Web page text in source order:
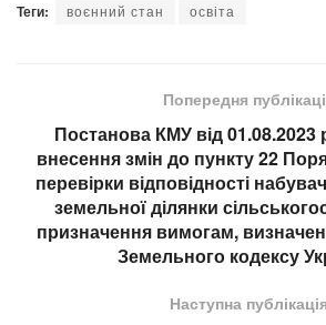
Теги: воєнний стан освіта
Попередня
Постанова КМУ від
внесення змін до пункту 22
перевірки відповідності
земельної ділянки
призначення вимогам,
Земельного кодексу
Наступна публікація